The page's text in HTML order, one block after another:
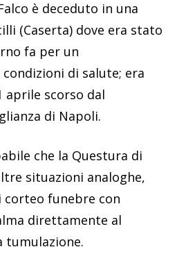
è deceduto in una
(Caserta) dove era stato
fa per un
di salute; era
aprile scorso dal
di Napoli.
che la Questura di
situazioni analoghe,
funebre con
direttamente al
tumulazione.